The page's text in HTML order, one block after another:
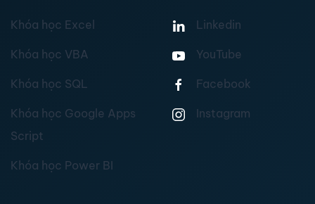
Khóa học Excel
Khóa học VBA
Khóa học SQL
Khóa học Google Apps
Script
Khóa học Power BI
Linkedin
YouTube
Facebook
Instagram